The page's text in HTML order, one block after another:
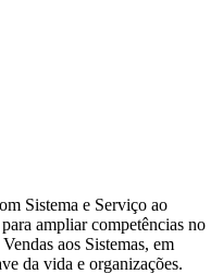
Sistema e Serviço ao
ampliar competências no
aos Sistemas, em
da vida e organizações.